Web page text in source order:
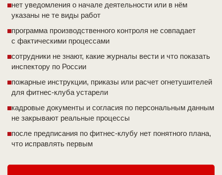
нет уведомления о начале деятельности или в нём
указаны не те виды работ
программа производственного контроля не совпадает
с фактическими процессами
сотрудники не знают, какие журналы вести и что показать
инспектору по России
пожарные инструкции, приказы или расчет огнетушителей
для фитнес-клуба устарели
кадровые документы и согласия по персональным данным
не закрывают реальные процессы
после предписания по фитнес-клубу нет понятного плана,
что исправлять первым